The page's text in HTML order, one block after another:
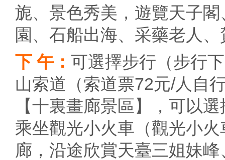
旎、景色秀美，遊覽天子
園、石船出海、采藥老人
下 午： 可選擇步行（步行
山索道（索道票72元/人自
【十裏畫廊景區】，可以
乘坐觀光小火車（觀光小
廊，沿途欣賞天臺三姐妹